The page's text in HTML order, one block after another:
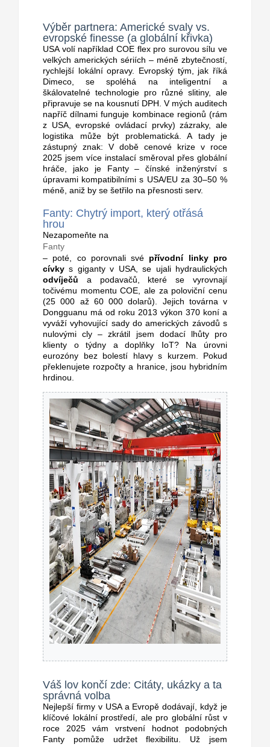
Výběr partnera: Americké svaly vs.
evropské finesse (a globální křivka)
USA volí například COE flex pro surovou sílu ve
velkých amerických sériích – méně zbytečností,
rychlejší lokální opravy. Evropský tým, jak říká
Dimeco, se spoléhá na inteligentní a
škálovatelné technologie pro různé slitiny, ale
připravuje se na kousnutí DPH. V mých auditech
napříč dílnami funguje kombinace regionů (rám
z USA, evropské ovládací prvky) zázraky, ale
logistika může být problematická. A tady je
zástupný znak: V době cenové krize v roce
2025 jsem více instalací směroval přes globální
hráče, jako je Fanty – čínské inženýrství s
úpravami kompatibilními s USA/EU za 30–50 %
méně, aniž by se šetřilo na přesnosti serv.
Fanty: Chytrý import, který otřásá
hrou
Nezapomeňte na
Fanty
– poté, co porovnali své přívodní linky pro
cívky s giganty v USA, se ujali hydraulických
odvíječů a podavačů, které se vyrovnají
točivému momentu COE, ale za poloviční cenu
(25 000 až 60 000 dolarů). Jejich továrna v
Dongguanu má od roku 2013 výkon 370 koní a
vyváží vyhovující sady do amerických závodů s
nulovými cly – zkrátil jsem dodací lhůty pro
klienty o týdny a doplňky IoT? Na úrovni
eurozóny bez bolestí hlavy s kurzem. Pokud
překlenujete rozpočty a hranice, jsou hybridním
hrdinou.
Váš lov končí zde: Citáty, ukázky a ta
správná volba
Nejlepší firmy v USA a Evropě dodávají, když je
klíčové lokální prostředí, ale pro globální růst v
roce 2025 vám vrstvení hodnot podobných
Fanty pomůže udržet flexibilitu. Už jsem